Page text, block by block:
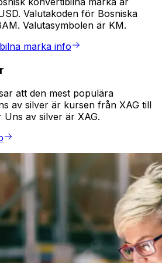
Valutakoden för Bosniska
Valutasymbolen är KM.
marka info
att den mest populära
av silver är kursen från XAG till
Uns av silver är XAG.